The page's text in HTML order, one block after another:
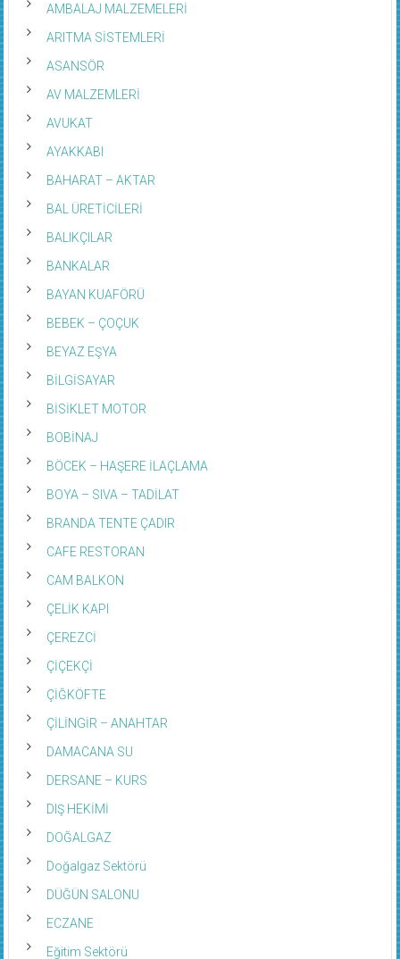
AMBALAJ MALZEMELERİ
ARITMA SİSTEMLERİ
ASANSÖR
AV MALZEMLERİ
AVUKAT
AYAKKABI
BAHARAT – AKTAR
BAL ÜRETİCİLERİ
BALIKÇILAR
BANKALAR
BAYAN KUAFÖRÜ
BEBEK – ÇOÇUK
BEYAZ EŞYA
BİLGİSAYAR
BİSİKLET MOTOR
BOBİNAJ
BÖCEK – HAŞERE İLAÇLAMA
BOYA – SIVA – TADİLAT
BRANDA TENTE ÇADIR
CAFE RESTORAN
CAM BALKON
ÇELİK KAPI
ÇEREZCİ
ÇİÇEKÇİ
ÇİĞKÖFTE
ÇİLİNGİR – ANAHTAR
DAMACANA SU
DERSANE – KURS
DIŞ HEKİMİ
DOĞALGAZ
Doğalgaz Sektörü
DÜĞÜN SALONU
ECZANE
Eğitim Sektörü